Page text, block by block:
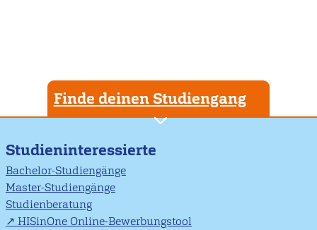
Finde deinen Studiengang
Studieninteressierte
Bachelor-Studiengänge
Master-Studiengänge
Studienberatung
HISinOne Online-Bewerbungstool